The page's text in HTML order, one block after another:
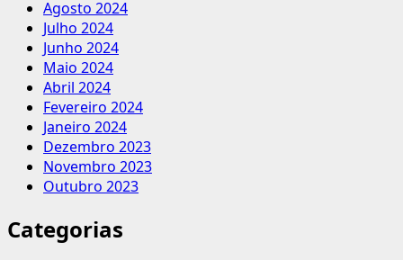
Agosto 2024
Julho 2024
Junho 2024
Maio 2024
Abril 2024
Fevereiro 2024
Janeiro 2024
Dezembro 2023
Novembro 2023
Outubro 2023
Categorias